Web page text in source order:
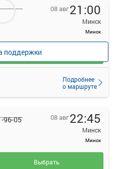
08 авг21:00
Минск
Минск
Подробнее
о маршруте
Выбрать
08 авг22:45
Минск
Минск
Выбрать
поддержки
96-05